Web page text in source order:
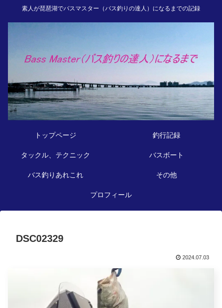
素人が琵琶湖でバスマスター（バス釣りの達人）になるまでの記録
トップページ 釣行記録
タックル、テクニック バスボート
バス釣りあれこれ その他
プロフィール
DSC02329
2024.07.03